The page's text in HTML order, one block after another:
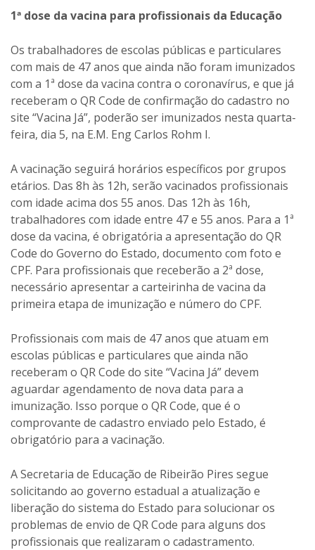
1ª dose da vacina para profissionais da Educação
Os trabalhadores de escolas públicas e particulares
com mais de 47 anos que ainda não foram imunizados
com a 1ª dose da vacina contra o coronavírus, e que já
receberam o QR Code de confirmação do cadastro no
site “Vacina Já”, poderão ser imunizados nesta quarta-
feira, dia 5, na E.M. Eng Carlos Rohm I.
A vacinação seguirá horários específicos por grupos
etários. Das 8h às 12h, serão vacinados profissionais
com idade acima dos 55 anos. Das 12h às 16h,
trabalhadores com idade entre 47 e 55 anos. Para a 1ª
dose da vacina, é obrigatória a apresentação do QR
Code do Governo do Estado, documento com foto e
CPF. Para profissionais que receberão a 2ª dose,
necessário apresentar a carteirinha de vacina da
primeira etapa de imunização e número do CPF.
Profissionais com mais de 47 anos que atuam em
escolas públicas e particulares que ainda não
receberam o QR Code do site “Vacina Já” devem
aguardar agendamento de nova data para a
imunização. Isso porque o QR Code, que é o
comprovante de cadastro enviado pelo Estado, é
obrigatório para a vacinação.
A Secretaria de Educação de Ribeirão Pires segue
solicitando ao governo estadual a atualização e
liberação do sistema do Estado para solucionar os
problemas de envio de QR Code para alguns dos
profissionais que realizaram o cadastramento.